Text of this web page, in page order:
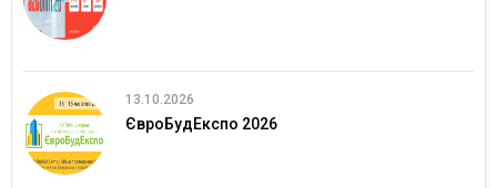
13.10.2026
ЄвроБудЕкспо 2026